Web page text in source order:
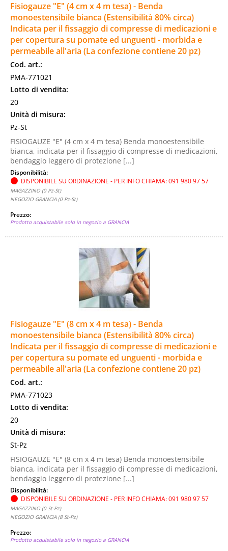
Fisiogauze "E" (4 cm x 4 m tesa) - Benda
monoestensibile bianca (Estensibilità 80% circa)
Indicata per il fissaggio di compresse di medicazioni e
per copertura su pomate ed unguenti - morbida e
permeabile all'aria (La confezione contiene 20 pz)
Cod. art.:
PMA-771021
Lotto di vendita:
20
Unità di misura:
Pz-St
FISIOGAUZE "E" (4 cm x 4 m tesa) Benda monoestensibile
bianca, indicata per il fissaggio di compresse di medicazioni,
bendaggio leggero di protezione [...]
Disponibilità:
DISPONIBILE SU ORDINAZIONE - PER INFO CHIAMA: 091 980 97 57
MAGAZZINO (0 Pz-St)
NEGOZIO GRANCIA (0 Pz-St)
Prezzo:
Prodotto acquistabile solo in negozio a GRANCIA
Fisiogauze "E" (8 cm x 4 m tesa) - Benda
monoestensibile bianca (Estensibilità 80% circa)
Indicata per il fissaggio di compresse di medicazioni e
per copertura su pomate ed unguenti - morbida e
permeabile all'aria (La confezione contiene 20 pz)
Cod. art.:
PMA-771023
Lotto di vendita:
20
Unità di misura:
St-Pz
FISIOGAUZE "E" (8 cm x 4 m tesa) Benda monoestensibile
bianca, indicata per il fissaggio di compresse di medicazioni,
bendaggio leggero di protezione [...]
Disponibilità:
DISPONIBILE SU ORDINAZIONE - PER INFO CHIAMA: 091 980 97 57
MAGAZZINO (0 St-Pz)
NEGOZIO GRANCIA (8 St-Pz)
Prezzo:
Prodotto acquistabile solo in negozio a GRANCIA